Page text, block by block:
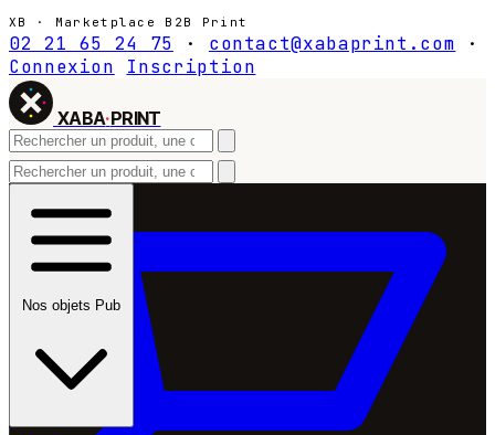
XB · Marketplace B2B Print
02 21 65 24 75 · contact@xabaprint.com
·
Connexion
Inscription
XABA·PRINT
Nos objets Pub